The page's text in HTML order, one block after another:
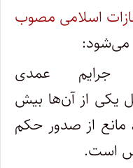
اسلامی مصوب
می‌شود:
جرایم عمدی
یکی از آن‌ها بیش
از صدور حکم
است.